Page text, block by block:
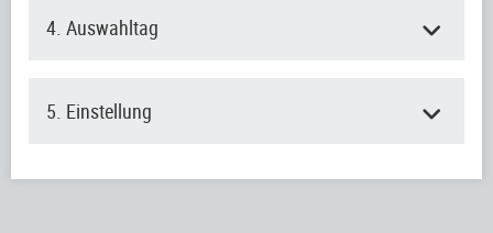
4. Auswahltag
5. Einstellung